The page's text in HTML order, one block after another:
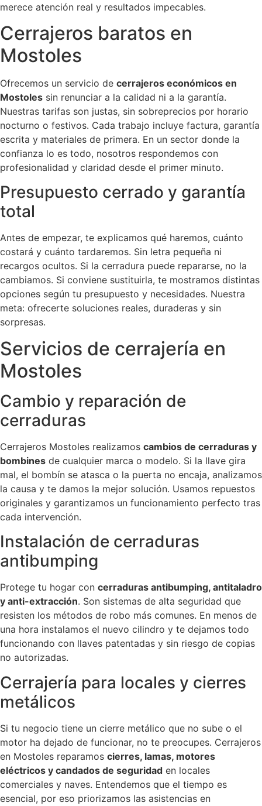
merece atención real y resultados impecables.
Cerrajeros baratos en
Mostoles
Ofrecemos un servicio de cerrajeros económicos en
Mostoles sin renunciar a la calidad ni a la garantía.
Nuestras tarifas son justas, sin sobreprecios por horario
nocturno o festivos. Cada trabajo incluye factura, garantía
escrita y materiales de primera. En un sector donde la
confianza lo es todo, nosotros respondemos con
profesionalidad y claridad desde el primer minuto.
Presupuesto cerrado y garantía
total
Antes de empezar, te explicamos qué haremos, cuánto
costará y cuánto tardaremos. Sin letra pequeña ni
recargos ocultos. Si la cerradura puede repararse, no la
cambiamos. Si conviene sustituirla, te mostramos distintas
opciones según tu presupuesto y necesidades. Nuestra
meta: ofrecerte soluciones reales, duraderas y sin
sorpresas.
Servicios de cerrajería en
Mostoles
Cambio y reparación de
cerraduras
Cerrajeros Mostoles realizamos cambios de cerraduras y
bombines de cualquier marca o modelo. Si la llave gira
mal, el bombín se atasca o la puerta no encaja, analizamos
la causa y te damos la mejor solución. Usamos repuestos
originales y garantizamos un funcionamiento perfecto tras
cada intervención.
Instalación de cerraduras
antibumping
Protege tu hogar con cerraduras antibumping, antitaladro
y anti-extracción. Son sistemas de alta seguridad que
resisten los métodos de robo más comunes. En menos de
una hora instalamos el nuevo cilindro y te dejamos todo
funcionando con llaves patentadas y sin riesgo de copias
no autorizadas.
Cerrajería para locales y cierres
metálicos
Si tu negocio tiene un cierre metálico que no sube o el
motor ha dejado de funcionar, no te preocupes. Cerrajeros
en Mostoles reparamos cierres, lamas, motores
eléctricos y candados de seguridad en locales
comerciales y naves. Entendemos que el tiempo es
esencial, por eso priorizamos las asistencias en